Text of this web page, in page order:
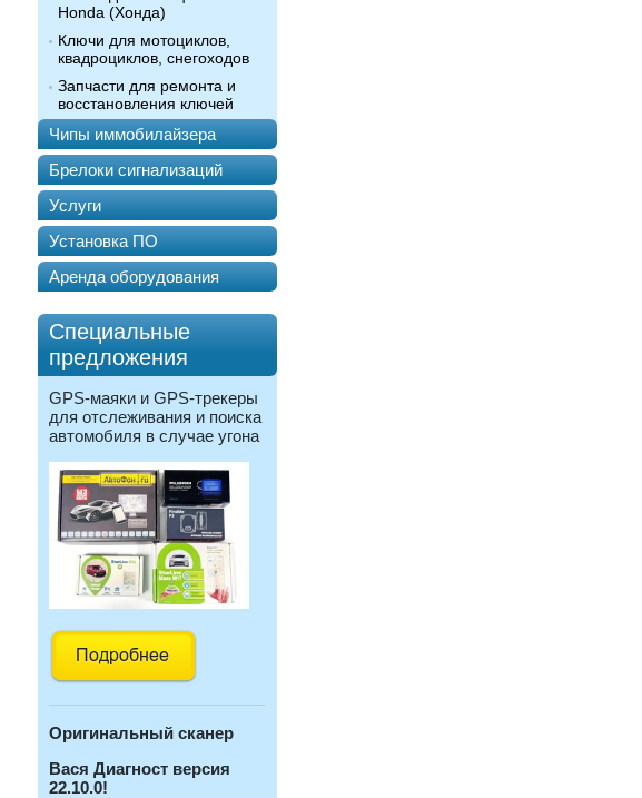
Honda (Хонда)
Ключи для мотоциклов,
квадроциклов, снегоходов
Запчасти для ремонта и
восстановления ключей
Чипы иммобилайзера
Брелоки сигнализаций
Услуги
Установка ПО
Аренда оборудования
Специальные
предложения
GPS-маяки и GPS-трекеры
для отслеживания и поиска
автомобиля в случае угона
Оригинальный сканер
Вася Диагност версия
22.10.0!